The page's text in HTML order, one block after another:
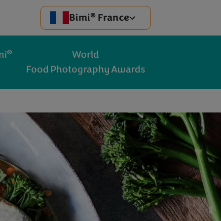
Bimi® France
®
World
Food Photography Awards